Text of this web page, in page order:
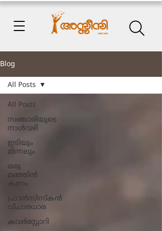
Blog
All Posts
സഞ്ചാരിയുടെ
നാൾവഴി
ഇടിയും
മിന്നലും
ഒരു
മഞ്ഞിൻ
കണം
ഫ്രാൻസിസ്കൻ
വിചാരധാര
കവർസ്റ്റോറി
All Posts